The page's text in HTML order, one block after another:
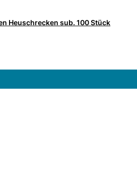
Heuschrecken sub. 100 Stück